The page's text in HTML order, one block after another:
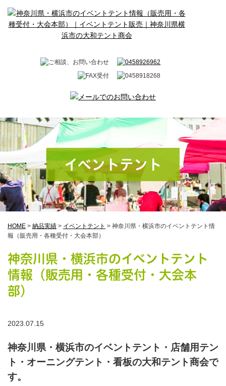
イベントテント
HOME > 納品実績 > イベントテント > 神奈川県・横浜市のイベントテント情
報（販売用・各種受付・大会本部）
神奈川県・横浜市のイベントテント
情報（販売用・各種受付・大会本
部）
2023.07.15
神奈川県・横浜市のイベントテント・店舗用テン
ト・オーニングテント・看板の大和テント商会で
す。